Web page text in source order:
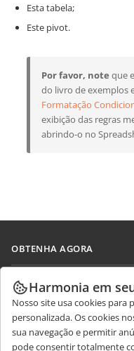
Esta tabela;
Este pivot.
Por favor, note que
do livro de exemplos
Formatação
exibição das regras
abrindo-o no
OBTENHA AGORA
Docs
DocSpace
Workspace
Conectores
COLABORAR
Para colaboradores
Para tradutores
RECEBA NOTÍCIAS
Blog
Harmonia em
Nosso site usa cookies
personalizada. Os cookies
sua navegação e permitir
pode consentir totalmente